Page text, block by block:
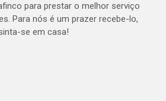
para prestar o melhor serviço
Para nós é um prazer recebe-lo,
se em casa!